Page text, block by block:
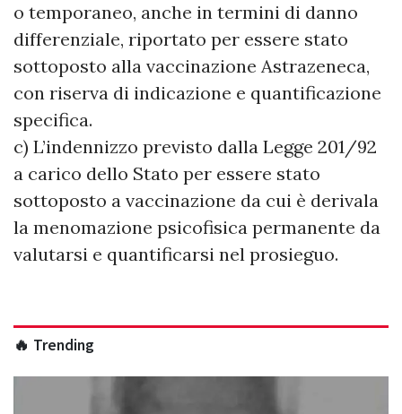
o temporaneo, anche in termini di danno
differenziale, riportato per essere stato
sottoposto alla vaccinazione Astrazeneca,
con riserva di indicazione e quantificazione
specifica.
c) L’indennizzo previsto dalla Legge 201/92
a carico dello Stato per essere stato
sottoposto a vaccinazione da cui è derivala
la menomazione psicofisica permanente da
valutarsi e quantificarsi nel prosieguo.
🔥 Trending